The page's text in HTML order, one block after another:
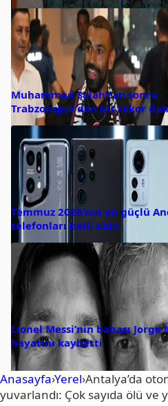
Muhammed Salah’tan sonra
Trabzonspor’dan bir rekor
Temmuz 2026’nın en güçlü
telefonları belli oldu
Lionel Messi’nin babası Jorge
hayatını kaybetti
Anasayfa›Yerel›Antalya’da
yuvarlandı: Çok sayıda ölü ve